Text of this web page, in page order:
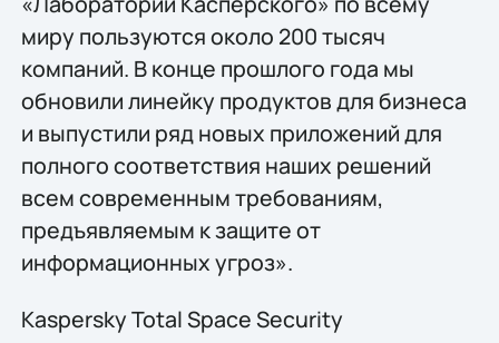
миру пользуются около 200 тысяч
компаний. В конце прошлого года мы
обновили линейку продуктов для бизнеса
и выпустили ряд новых приложений для
полного соответствия наших решений
всем современным требованиям,
предъявляемым к защите от
информационных угроз».
Kaspersky Total Space Security